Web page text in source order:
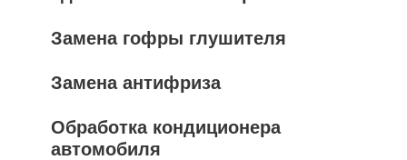
Замена гофры глушителя
Замена антифриза
Обработка кондиционера
автомобиля